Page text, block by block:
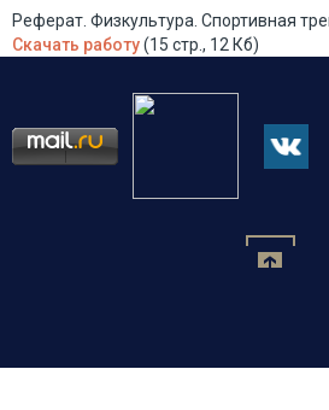
Реферат. Физкультура. Спортивная
Скачать работу(15 стр., 12 Кб)